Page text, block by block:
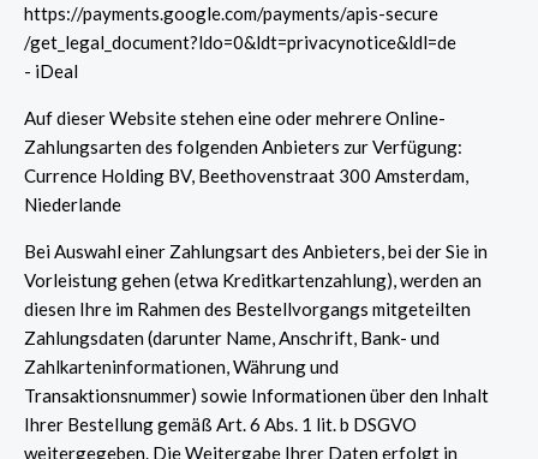
https://payments.google.com/payments/apis-secure
/get_legal_document?ldo=0&ldt=privacynotice&ldl=de
- iDeal
Auf dieser Website stehen eine oder mehrere Online-
Zahlungsarten des folgenden Anbieters zur Verfügung:
Currence Holding BV, Beethovenstraat 300 Amsterdam,
Niederlande
Bei Auswahl einer Zahlungsart des Anbieters, bei der Sie in
Vorleistung gehen (etwa Kreditkartenzahlung), werden an
diesen Ihre im Rahmen des Bestellvorgangs mitgeteilten
Zahlungsdaten (darunter Name, Anschrift, Bank- und
Zahlkarteninformationen, Währung und
Transaktionsnummer) sowie Informationen über den Inhalt
Ihrer Bestellung gemäß Art. 6 Abs. 1 lit. b DSGVO
weitergegeben. Die Weitergabe Ihrer Daten erfolgt in